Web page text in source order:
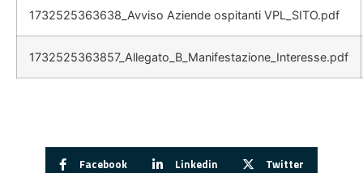
1732525363638_Avviso Aziende ospitanti VPL_SITO.pdf
1732525363857_Allegato_B_Manifestazione_Interesse.pdf
Facebook Linkedin Twitter